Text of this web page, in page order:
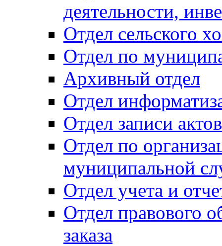
деятельности,
Отдел сельского
Отдел по
Архивный отдел
Отдел
Отдел записи
Отдел по
муниципальной
Отдел учета и
Отдел правового
заказа